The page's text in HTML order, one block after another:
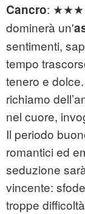
Cancro:
dominerà un'
sentimenti,
tempo
tenero e
richiamo
nel cuore,
Il periodo
romantici ed
seduzione
vincente:
troppe